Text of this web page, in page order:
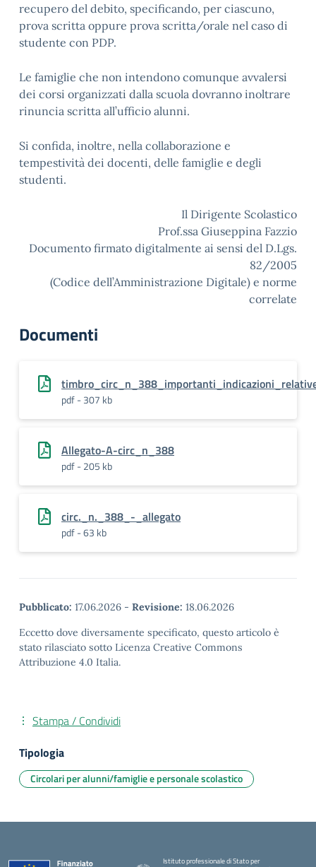
recupero del debito, specificando, per ciascuno,
prova scritta oppure prova scritta/orale nel caso di
studente con PDP.
Le famiglie che non intendono comunque avvalersi
dei corsi organizzati dalla scuola dovranno inoltrare
rinuncia scritta all’ufficio alunni.
Si confida, inoltre, nella collaborazione e
tempestività dei docenti, delle famiglie e degli
studenti.
Il Dirigente Scolastico
Prof.ssa Giuseppina Fazzio
Documento firmato digitalmente ai sensi del D.Lgs.
82/2005
(Codice dell’Amministrazione Digitale) e norme
correlate
Documenti
pdf - 307 kb
Allegato-A-circ_n_388
pdf - 205 kb
circ._n._388_-_allegato
pdf - 63 kb
Pubblicato: 17.06.2026 - Revisione: 18.06.2026
Eccetto dove diversamente specificato, questo articolo è
stato rilasciato sotto Licenza Creative Commons
Attribuzione 4.0 Italia.
Stampa / Condividi
Tipologia
Circolari per alunni/famiglie e personale scolastico
Istituto professionale di Stato per